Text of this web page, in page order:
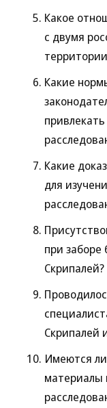
Какое
с двумя
Какие
Какие
для
при
Скрипалей?
Скрипалей
Имеются
материалы